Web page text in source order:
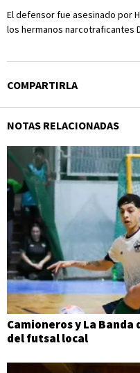
El defensor fue asesinado por
los hermanos narcotraficantes
COMPARTIRLA
NOTAS RELACIONADAS
Camioneros y La Banda
del futsal local